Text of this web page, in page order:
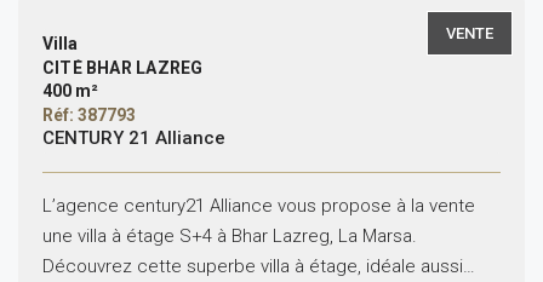
VENTE
Villa
CITÉ BHAR LAZREG
400 m²
Réf: 387793
CENTURY 21 Alliance
L’agence century21 Alliance vous propose à la vente
une villa à étage S+4 à Bhar Lazreg, La Marsa.
Découvrez cette superbe villa à étage, idéale aussi